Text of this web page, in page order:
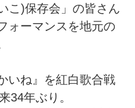
こ)保存会」の皆さん
ォーマンスを地元の
いね』を紅白歌合戦
34年ぶり。